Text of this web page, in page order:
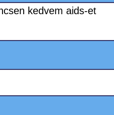
kedvem aids-et